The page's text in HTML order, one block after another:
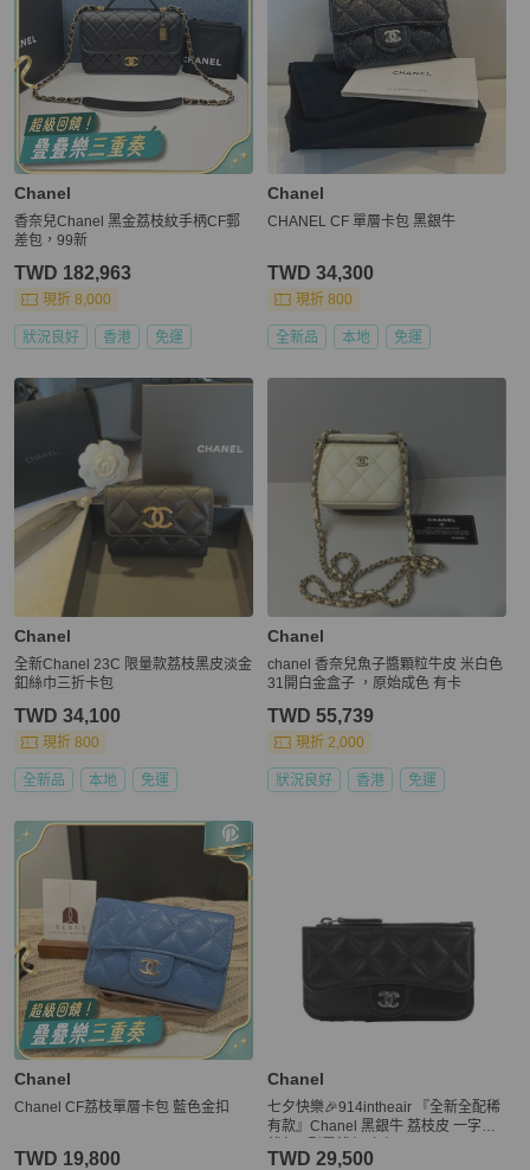
Chanel
香奈兒Chanel 黑金荔枝紋手柄CF郵
差包，99新
TWD 182,963
現折 8,000
狀況良好 香港 免運
Chanel
CHANEL CF 單層卡包 黑銀牛
TWD 34,300
現折 800
全新品 本地 免運
Chanel
全新Chanel 23C 限量款荔枝黑皮淡金
釦絲巾三折卡包
TWD 34,100
現折 800
全新品 本地 免運
Chanel
chanel 香奈兒魚子醬顆粒牛皮 米白色
31開白金盒子 ，原始成色 有卡
TWD 55,739
現折 2,000
狀況良好 香港 免運
Chanel
Chanel CF荔枝單層卡包 藍色金扣
TWD 19,800
Chanel
七夕快樂🎉914intheair 『全新全配稀
有款』Chanel 黑銀牛 荔枝皮 一字零
TWD 29,500